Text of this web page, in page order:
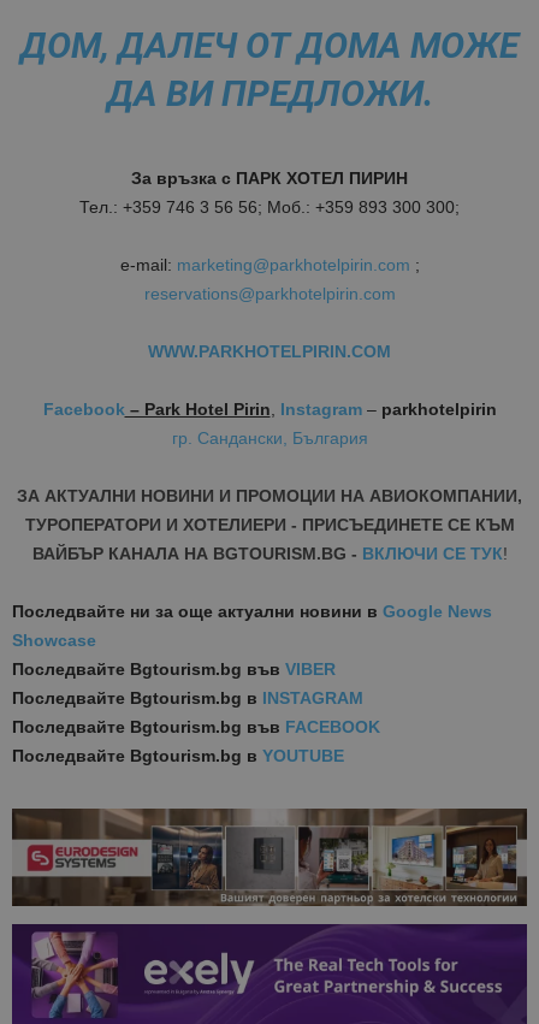
ДОМ, ДАЛЕЧ ОТ ДОМА МОЖЕ
ДА ВИ ПРЕДЛОЖИ.
За връзка с ПАРК ХОТЕЛ ПИРИН
Тел.: +359 746 3 56 56; Моб.: +359 893 300 300;
e-mail: marketing@parkhotelpirin.com ;
reservations@parkhotelpirin.com
WWW.PARKHOTELPIRIN.COM
Facebook– Park Hotel Pirin, Instagram– parkhotelpirin
гр. Сандански, България
ЗА АКТУАЛНИ НОВИНИ И ПРОМОЦИИ НА АВИОКОМПАНИИ,
ТУРОПЕРАТОРИ И ХОТЕЛИЕРИ - ПРИСЪЕДИНЕТЕ СЕ КЪМ
ВАЙБЪР КАНАЛА НА BGTOURISM.BG - ВКЛЮЧИ СЕ ТУК!
Последвайте ни за още актуални новини в Google News
Showcase
Последвайте Bgtourism.bg във VIBER
Последвайте Bgtourism.bg в INSTAGRAM
Последвайте Bgtourism.bg във FACEBOOK
Последвайте Bgtourism.bg в YOUTUBE